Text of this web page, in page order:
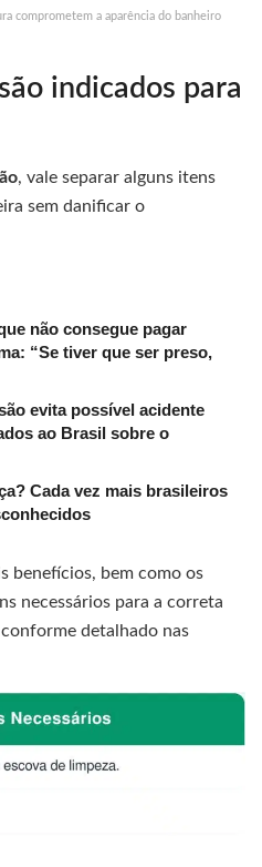
comprometem a aparência do banheiro
indicados para
, vale separar alguns itens
sem danificar o
não consegue pagar
“Se tiver que ser preso,
evita possível acidente
ao Brasil sobre o
Cada vez mais brasileiros
benefícios, bem como os
necessários para a correta
detalhado nas